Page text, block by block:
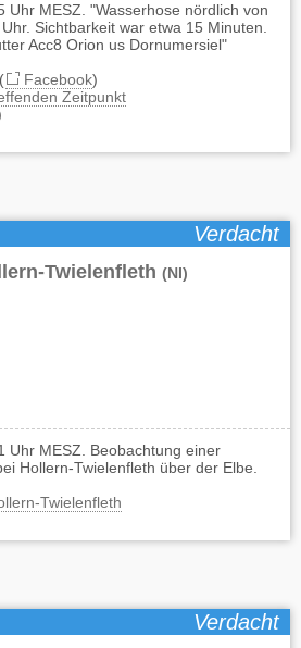
Uhr MESZ. "Wasserhose nördlich von
Sichtbarkeit war etwa 15 Minuten.
Acc8 Orion us Dornumersiel"
Facebook)
Zeitpunkt
Verdacht
Twielenfleth (NI)
Uhr MESZ. Beobachtung einer
Hollern-Twielenfleth über der Elbe.
Twielenfleth
Verdacht